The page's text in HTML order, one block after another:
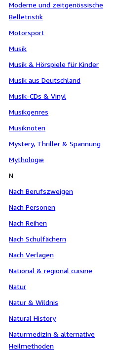
Moderne und zeitgenössische
Belletristik
Motorsport
Musik
Musik & Hörspiele für Kinder
Musik aus Deutschland
Musik-CDs & Vinyl
Musikgenres
Musiknoten
Mystery, Thriller & Spannung
Mythologie
N
Nach Berufszweigen
Nach Personen
Nach Reihen
Nach Schulfächern
Nach Verlagen
National & regional cuisine
Natur
Natur & Wildnis
Natural History
Naturmedizin & alternative
Heilmethoden